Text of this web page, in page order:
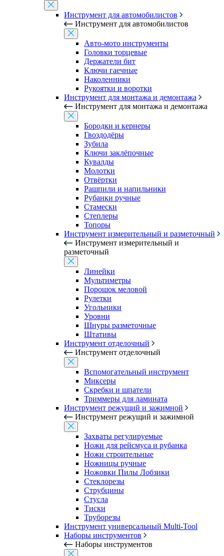
Инструмент для автомобилистов
Инструмент для автомобилистов
Авто-мото инструменты
Головки торцевые
Держатели бит
Ключи гаечные
Наколенники
Рукоятки и воротки
Инструмент для монтажа и демонтажа
Инструмент для монтажа и демонтажа
Бородки и кернеры
Гвоздодёры
Зубила
Ключи заклёпочные
Кувалды
Молотки
Отвёртки
Рашпили и напильники
Рубанки ручные
Стамески
Степлеры
Топоры
Инструмент измерительный и разметочный
Инструмент измерительный и
разметочный
Линейки
Мультиметры
Порошок меловой
Рулетки
Угольники
Уровни
Шнуры разметочные
Штативы
Инструмент отделочный
Инструмент отделочный
Вспомогательный инструмент
Миксеры
Скребки и шпатели
Триммеры для ламината
Инструмент режущий и зажимной
Инструмент режущий и зажимной
Захваты регулируемые
Ножи для рейсмуса и рубанка
Ножи строительные
Ножницы ручные
Ножовки Пилы Лобзики
Стеклорезы
Струбцины
Стусла
Тиски
Труборезы
Инструмент универсальный Multi-Tool
Наборы инструментов
Наборы инструментов